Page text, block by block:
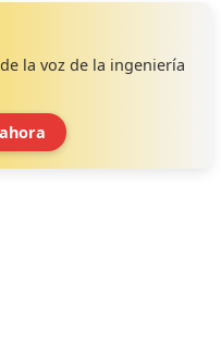
la voz de la ingeniería